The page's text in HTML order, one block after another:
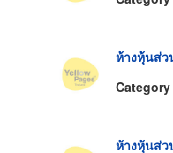
ห้างหุ้นส่
Category
ห้างหุ้นส่